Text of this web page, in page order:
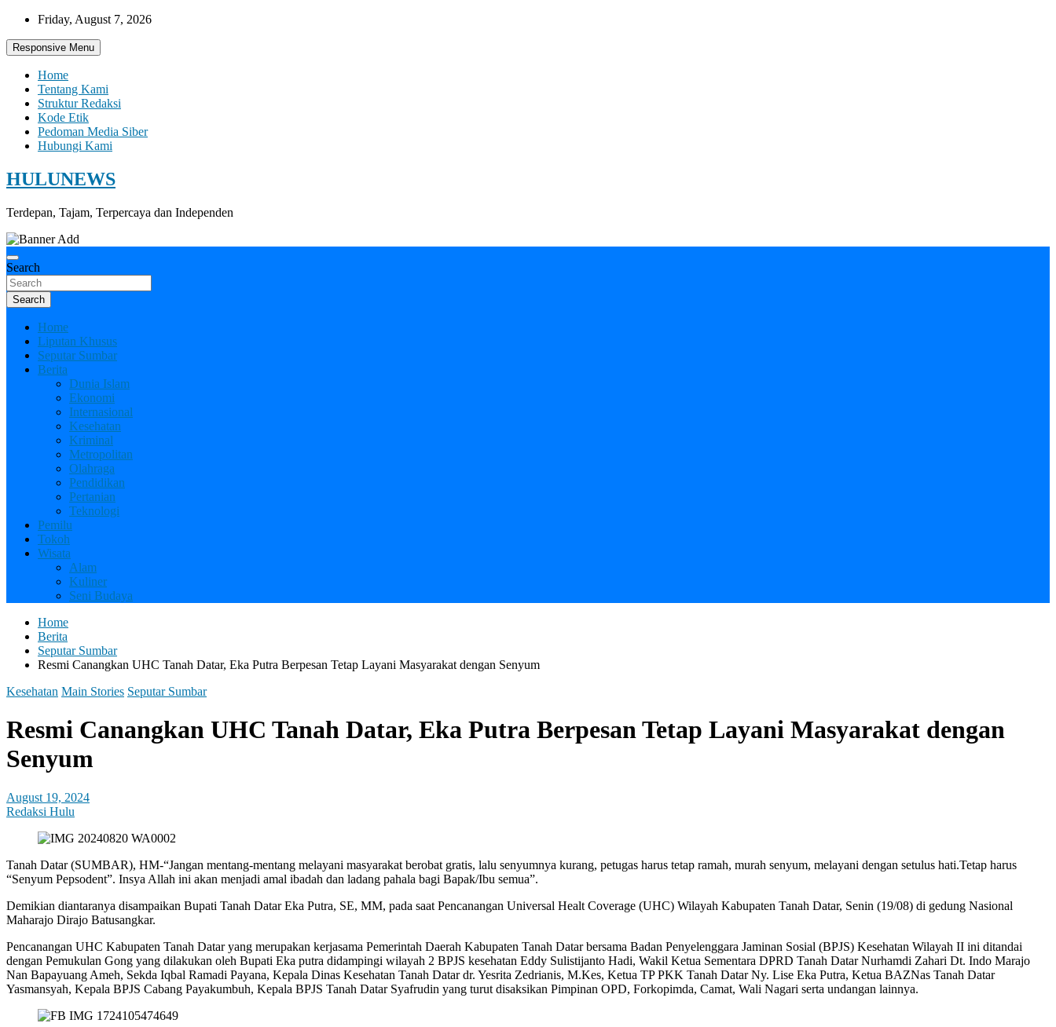
Skip
content
Friday, August 7, 2026
Responsive Menu
Home
Tentang Kami
Struktur Redaksi
Kode Etik
Pedoman Media Siber
Hubungi Kami
HULUNEWS
Terdepan, Tajam, Terpercaya dan Independen
Search
Search
Home
Liputan Khusus
Seputar Sumbar
Berita
Dunia Islam
Ekonomi
Internasional
Kesehatan
Kriminal
Metropolitan
Olahraga
Pendidikan
Pertanian
Teknologi
Pemilu
Tokoh
Wisata
Alam
Kuliner
Seni Budaya
Home
Berita
Seputar Sumbar
Resmi Canangkan UHC Tanah Datar, Eka Putra Berpesan Tetap Layani Masyarakat dengan Senyum
Kesehatan Main Stories Seputar Sumbar
Resmi Canangkan UHC Tanah Datar, Eka Putra Berpesan Tetap Layani Masyarakat dengan
Senyum
August 19, 2024
Redaksi Hulu
Tanah Datar (SUMBAR), HM-“Jangan mentang-mentang melayani masyarakat berobat gratis, lalu senyumnya kurang, petugas harus tetap ramah, murah senyum, melayani dengan setulus hati.Tetap harus
“Senyum Pepsodent”. Insya Allah ini akan menjadi amal ibadah dan ladang pahala bagi Bapak/Ibu semua”.
Demikian diantaranya disampaikan Bupati Tanah Datar Eka Putra, SE, MM, pada saat Pencanangan Universal Healt Coverage (UHC) Wilayah Kabupaten Tanah Datar, Senin (19/08) di gedung Nasional
Maharajo Dirajo Batusangkar.
Pencanangan UHC Kabupaten Tanah Datar yang merupakan kerjasama Pemerintah Daerah Kabupaten Tanah Datar bersama Badan Penyelenggara Jaminan Sosial (BPJS) Kesehatan Wilayah II ini ditandai
dengan Pemukulan Gong yang dilakukan oleh Bupati Eka putra didampingi wilayah 2 BPJS kesehatan Eddy Sulistijanto Hadi, Wakil Ketua Sementara DPRD Tanah Datar Nurhamdi Zahari Dt. Indo Marajo
Nan Bapayuang Ameh, Sekda Iqbal Ramadi Payana, Kepala Dinas Kesehatan Tanah Datar dr. Yesrita Zedrianis, M.Kes, Ketua TP PKK Tanah Datar Ny. Lise Eka Putra, Ketua BAZNas Tanah Datar
Yasmansyah, Kepala BPJS Cabang Payakumbuh, Kepala BPJS Tanah Datar Syafrudin yang turut disaksikan Pimpinan OPD, Forkopimda, Camat, Wali Nagari serta undangan lainnya.